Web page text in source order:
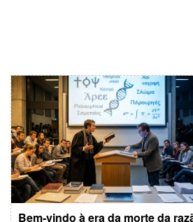
Bem-vindo à era da morte da